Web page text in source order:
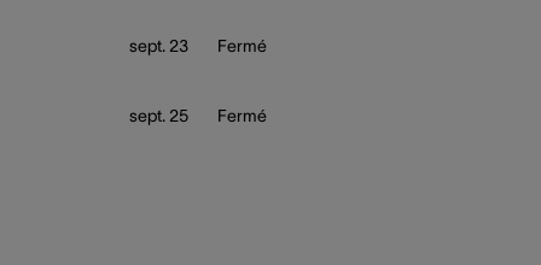
sept. 23 Fermé
sept. 25 Fermé